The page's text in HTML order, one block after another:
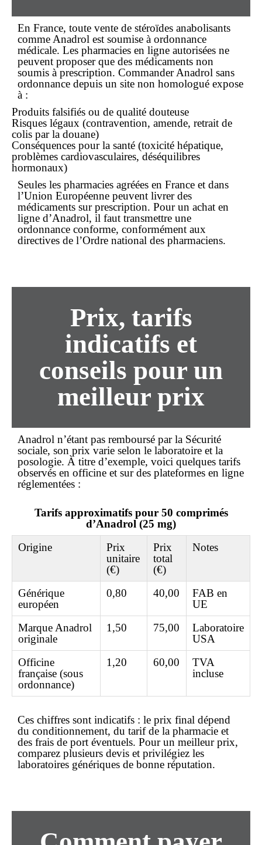
En France, toute vente de stéroïdes anabolisants
comme Anadrol est soumise à ordonnance
médicale. Les pharmacies en ligne autorisées ne
peuvent proposer que des médicaments non
soumis à prescription. Commander Anadrol sans
ordonnance depuis un site non homologué expose
à :
Produits falsifiés ou de qualité douteuse
Risques légaux (contravention, amende, retrait de
colis par la douane)
Conséquences pour la santé (toxicité hépatique,
problèmes cardiovasculaires, déséquilibres
hormonaux)
Seules les pharmacies agréées en France et dans
l’Union Européenne peuvent livrer des
médicaments sur prescription. Pour un achat en
ligne d’Anadrol, il faut transmettre une
ordonnance conforme, conformément aux
directives de l’Ordre national des pharmaciens.
Prix, tarifs
indicatifs et
conseils pour un
meilleur prix
Anadrol n’étant pas remboursé par la Sécurité
sociale, son prix varie selon le laboratoire et la
posologie. À titre d’exemple, voici quelques tarifs
observés en officine et sur des plateformes en ligne
réglementées :
Tarifs approximatifs pour 50 comprimés
d’Anadrol (25 mg)
Origine
Prix
unitaire
(€)
Prix
total
(€)
Notes
Générique
européen
0,80 40,00
FAB en
UE
Marque Anadrol
originale
1,50 75,00
Laboratoire
USA
Officine
française (sous
ordonnance)
1,20 60,00
TVA
incluse
Ces chiffres sont indicatifs : le prix final dépend
du conditionnement, du tarif de la pharmacie et
des frais de port éventuels. Pour un meilleur prix,
comparez plusieurs devis et privilégiez les
laboratoires génériques de bonne réputation.